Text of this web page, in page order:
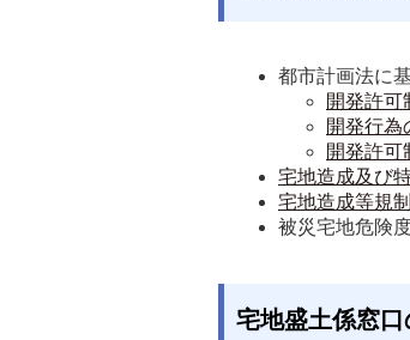
都市計画法に
開発許可
開発行為
開発許可
宅地造成及び
宅地造成等規
被災宅地危険
宅地盛土係窓口